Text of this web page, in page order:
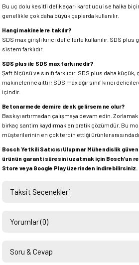
Bu uç dolu kesitli delik açar; karot ucu ise halka
genellikle çok daha büyük çaplarda kullanılır.
Hangi makinelere takılır?
SDS max girişli kırıcı delicilerle kullanılır. SDS
sistem farklıdır.
SDS plus ile SDS max farkı nedir?
Şaft ölçüsü ve sınıfı farklıdır. SDS plus daha
makinelerine aittir; SDS max ağır sınıf kırıcı
içindir.
Betonarmede demire denk gelirsem ne olur?
Baskıyı artırmadan çalışmaya devam edin.
birkaç santim kaydırmak en pratik çözümdür. Bu
müşterilerinin en çok tercih ettiği ürünler
Bosch Yetkili Satıcısı Ulupınar Mühendislik
ürünün garanti süresini uzatmak için Bosch’un
Store veya Google Play üzerinden indirebilirsiniz.
Taksit Seçenekleri
Yorumlar (0)
Soru & Cevap